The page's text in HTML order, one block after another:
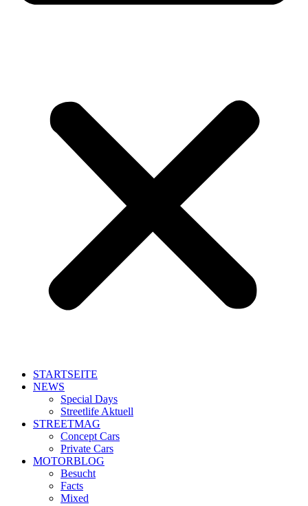
STARTSEITE
NEWS
Special Days
Streetlife Aktuell
STREETMAG
Concept Cars
Private Cars
MOTORBLOG
Besucht
Facts
Mixed